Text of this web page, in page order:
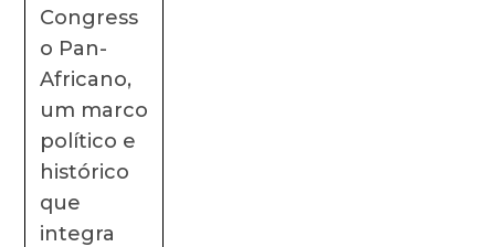
Congress
o Pan-
Africano,
um marco
político e
histórico
que
integra